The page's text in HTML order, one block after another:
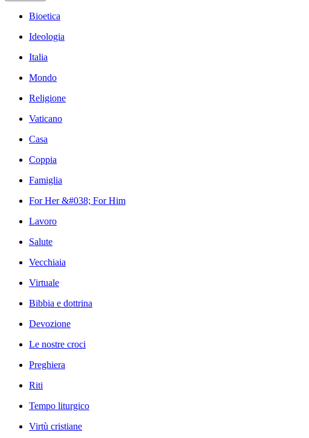
Bioetica
Ideologia
Italia
Mondo
Religione
Vaticano
Casa
Coppia
Famiglia
For Her &#038; For Him
Lavoro
Salute
Vecchiaia
Virtuale
Bibbia e dottrina
Devozione
Le nostre croci
Preghiera
Riti
Tempo liturgico
Virtù cristiane